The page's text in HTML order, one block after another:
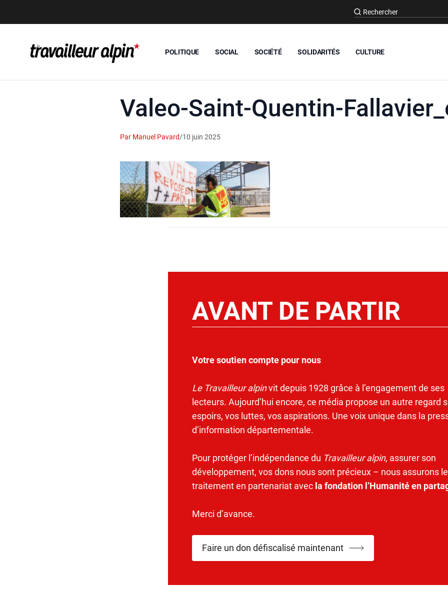
POLITIQUE SOCIAL SOCIÉTÉ SOLIDARITÉS CULTURE
Valeo-Saint-Quentin-
Par Manuel Pavard/10 juin 2025
AVANT DE PARTIR
Votre soutien compte pour nous
Le Travailleur alpinvit depuis 1928 grâce à l’engagement de ses
lecteurs. Aujourd’hui encore, ce média propose un autre regard
espoirs, vos luttes, vos aspirations. Une voix unique dans la
d’information départementale.
Pour protéger l’indépendance du Travailleur alpin, assurer son
développement, vos dons nous sont précieux – nous assurons
traitement en partenariat avec la fondation l’Humanité en
Merci d’avance.
Faire un don défiscalisé maintenant